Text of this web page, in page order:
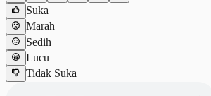
Suka
Marah
Sedih
Lucu
Tidak Suka